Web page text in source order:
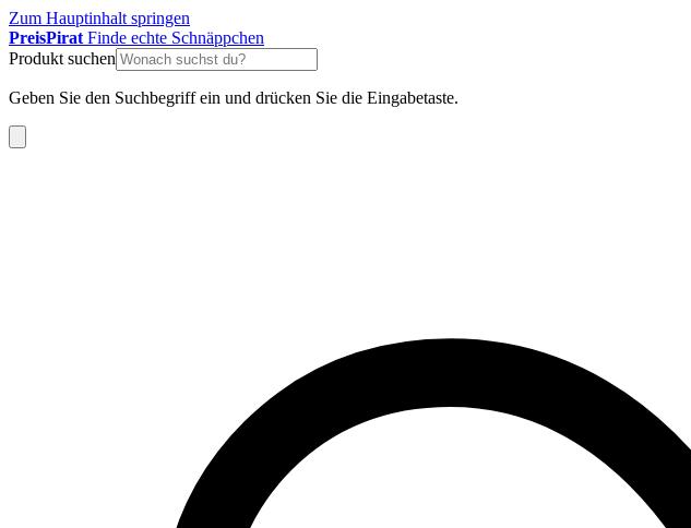
Zum Hauptinhalt springen
PreisPirat Finde echte Schnäppchen
Produkt suchen
Geben Sie den Suchbegriff ein und drücken Sie die Eingabetaste.